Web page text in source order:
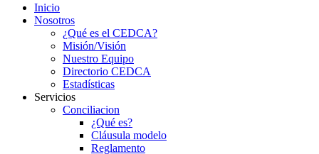
Inicio
Nosotros
¿Qué es el CEDCA?
Misión/Visión
Nuestro Equipo
Directorio CEDCA
Estadísticas
Servicios
Conciliacion
¿Qué es?
Cláusula modelo
Reglamento